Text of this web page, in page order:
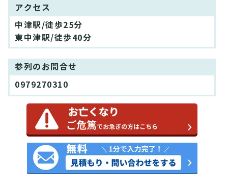
アクセス
中津駅/徒歩25分
東中津駅/徒歩40分
参列のお問合せ
0979270310